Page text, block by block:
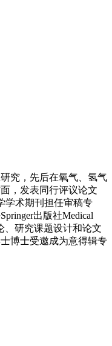
究，先后在氧气、氢气
，发表同行评议论文
学术期刊担任审稿专
出版社Medical
、研究课题设计和论文
博士受邀成为意得辑专